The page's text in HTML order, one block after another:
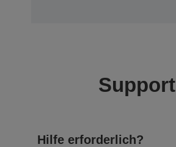
Support
Hilfe erforderlich?